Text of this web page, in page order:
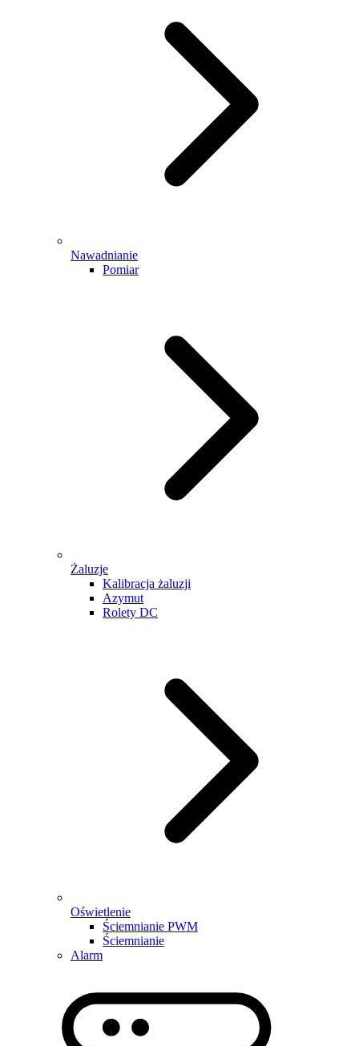
Nawadnianie
Pomiar
Żaluzje
Kalibracja żaluzji
Azymut
Rolety DC
Oświetlenie
Ściemnianie PWM
Ściemnianie
Alarm